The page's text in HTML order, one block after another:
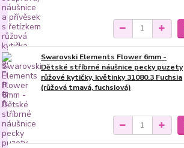
Swarovski Elements Flower 6mm -
Dětské stříbrné náušnice pecky puzety
růžové kytičky, květinky 31080.3 Fuchsia
(růžová tmavá, fuchsiová)